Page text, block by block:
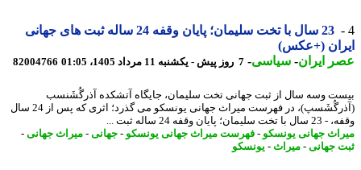
23 سال با تخت سلیمان؛ پایان وقفه 24 ساله ثبت های جهانی
(+عکس)
ایران- سیاسی-7 روز پیش - یکشنبه 11 مرداد 1405، 01:05 82004766
وسه سال از ثبت جهانی تخت سلیمان، جایگاه آتشکده آذرگُشَنسب
(آذرگُشَسپ)، در فهرست میراث جهانی یونسکو می گذرد؛ اثری که پس از 24 سال
پایان وقفه 24 ساله ثبت ...
جهانی یونسکو-فهرست میراث جهانی یونسکو-جهانی-میراث جهانی-
جهانی-میراث- یونسکو